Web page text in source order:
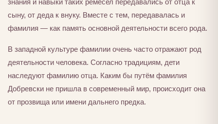
сыну, от деда к внуку. Вместе с тем, передавалась и
фамилия — как память основной деятельности всего рода.
В западной культуре фамилии очень часто отражают род
деятельности человека. Согласно традициям, дети
наследуют фамилию отца. Каким бы путём фамилия
Добревски не пришла в современный мир, происходит она
от прозвища или имени дальнего предка.